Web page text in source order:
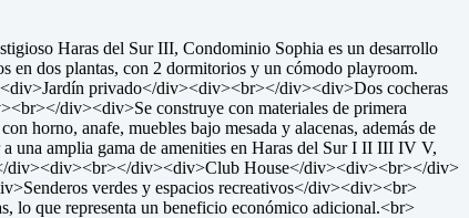
Haras del Sur III, Condominio Sophia es un desarrollo
en dos plantas, con 2 dormitorios y un cómodo playroom.
privado</div><div><br></div><div>Dos cocheras
div><div>Se construye con materiales de primera
horno, anafe, muebles bajo mesada y alacenas, además de
una amplia gama de amenities en Haras del Sur I II III IV V,
div><div><br></div><div>Club House</div><div><br></div>
verdes y espacios recreativos</div><div><br>
lo que representa un beneficio económico adicional.<br>